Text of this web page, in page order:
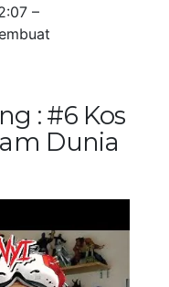
–
: #6 Kos
Dunia